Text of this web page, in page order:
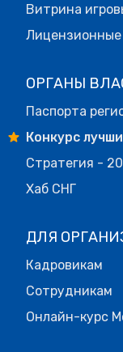
Витрина
ОРГАНЫ
Паспорта
Конкурс
Стратегия -
Хаб СНГ
ДЛЯ
Кадровикам
Сотрудникам
Онлайн-курс